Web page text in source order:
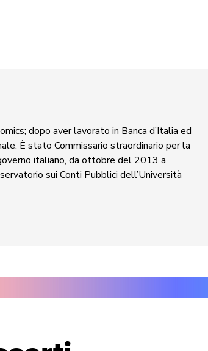
dopo aver lavorato in Banca d’Italia ed
È stato Commissario straordinario per la
italiano, da ottobre del 2013 a
sui Conti Pubblici dell’Università